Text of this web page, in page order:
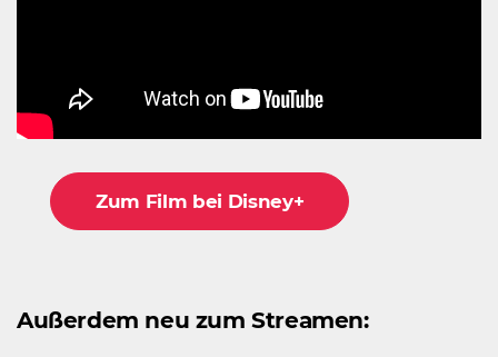
Zum Film bei Disney+
Außerdem neu zum Streamen: